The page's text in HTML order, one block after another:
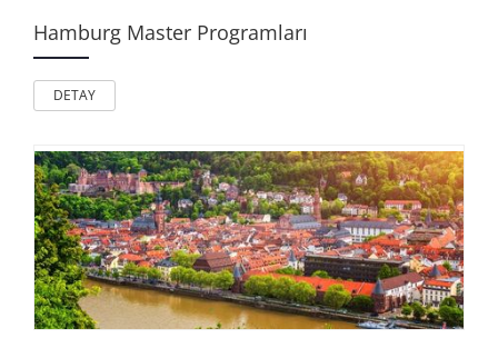
Hamburg Master Programları
DETAY